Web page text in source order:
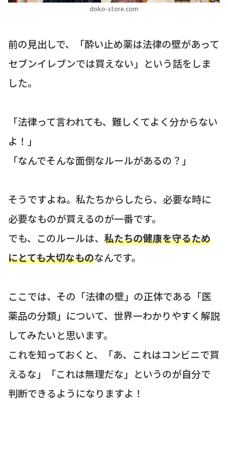
doko-store.com
前の見出しで、「酔い止め薬は法律の壁があって
セブンイレブンでは買えない」という話をしま
した。
「法律って言われても、難しくてよく分からない
よ！」
「なんでそんな面倒なルールがあるの？」
そうですよね。私たちからしたら、必要な時に
必要なものが買えるのが一番です。
でも、このルールは、 私たちの健康を守るため
にとても大切なものなんです。
ここでは、その「法律の壁」の正体である「医
薬品の分類」について、世界一わかりやすく解説
してみたいと思います。
これを知っておくと、「あ、これはコンビニで買
えるな」「これは無理だな」というのが自分で
判断できるようになりますよ！